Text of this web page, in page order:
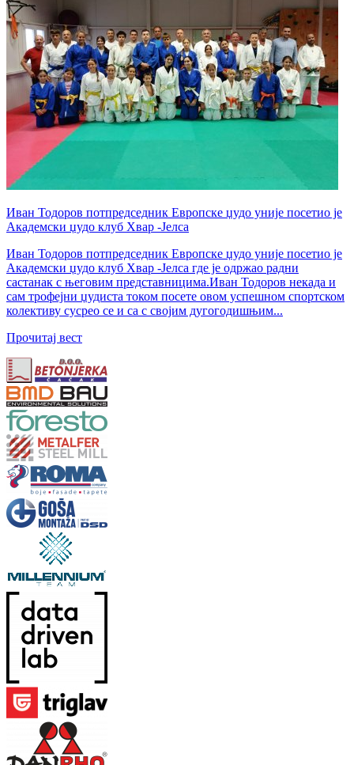
Иван Тодоров потпредседник Европске џудо уније посетио је
Академски џудо клуб Хвар -Јелса
Иван Тодоров потпредседник Европске џудо уније посетио је
Академски џудо клуб Хвар -Јелса где је одржао радни
састанак с његовим представницима.Иван Тодоров некада и
сам трофејни џудиста током посете овом успешном спортском
колективу сусрео се и са с својим дугогодишњим...
Прочитај вест